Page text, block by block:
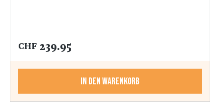
CHF 239.95
In den Warenkorb